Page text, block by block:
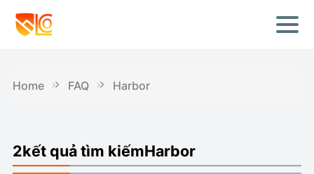
Home FAQ Harbor
2kết quả tìm kiếmHarbor